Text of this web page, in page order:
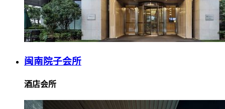
闽南院子会所
酒店会所